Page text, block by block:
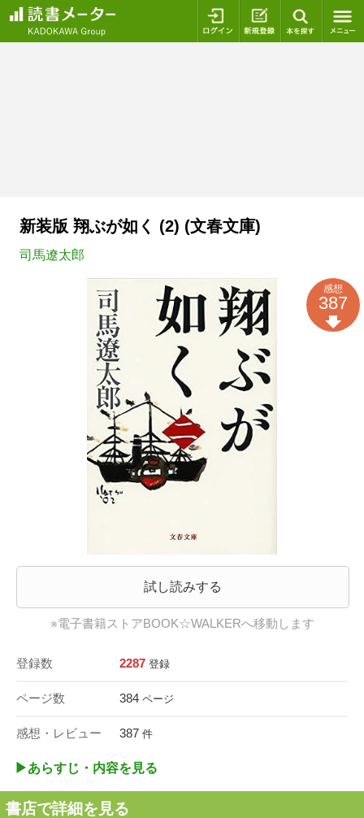
ログイン 新規登録
新装版 翔ぶが如く (2) (文春文庫)
司馬遼太郎
試し読みする
※電子書籍ストアBOOK☆WALKERへ移動します
登録数 2287 登録
ページ数 384 ページ
感想・レビュー 387 件
感想
387
▶︎あらすじ・内容を見る
書店で詳細を見る